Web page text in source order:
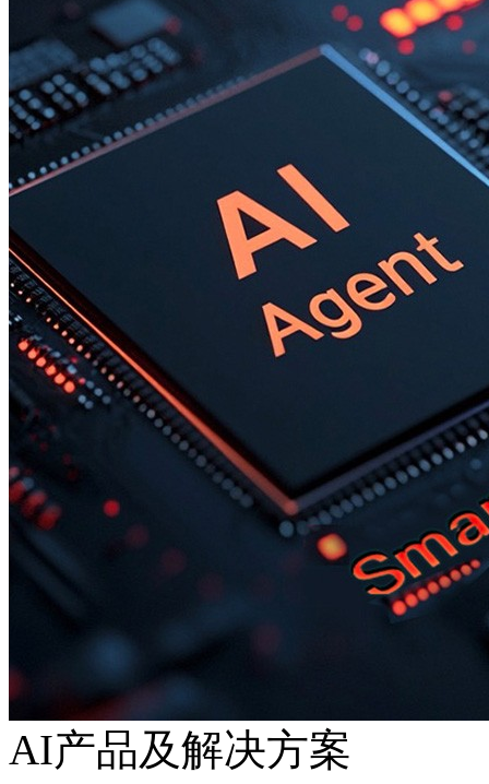
AI产品及解决方案